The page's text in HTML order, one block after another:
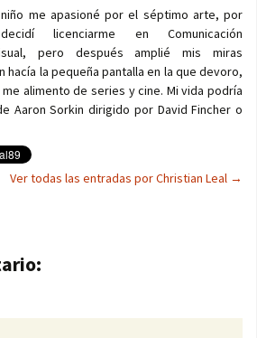
me apasioné por el séptimo arte, por
licenciarme en Comunicación
pero después amplié mis miras
hacía la pequeña pantalla en la que devoro,
alimento de series y cine. Mi vida podría
Aaron Sorkin dirigido por David Fincher o
Ver todas las entradas por Christian Leal →
entradas